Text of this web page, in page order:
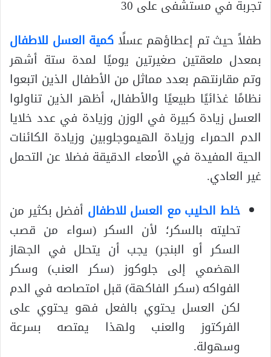
تجربة في مستشفى على 30
طفلاً حيث تم إعطاؤهم عسلًاكمية العسل للاطفال
بمعدل ملعقتين صغيرتين يوميًا لمدة ستة أشهر
وتم مقارنتهم بعدد مماثل من الأطفال الذين اتبعوا
نظامًا غذائيًا طبيعيًا والأطفال، أظهر الذين تناولوا
العسل زيادة كبيرة في الوزن وزيادة في عدد خلايا
الدم الحمراء وزيادة الهيموجلوبين وزيادة الكائنات
الحية المفيدة في الأمعاء الدقيقة فضلا عن التحمل
غير العادي.
خلط الحليب مع العسل للاطفال أفضل بكثير من
تحليته بالسكر؛ لأن السكر (سواء من قصب
السكر أو البنجر) يجب أن يتحلل في الجهاز
الهضمي إلى جلوكوز (سكر العنب) وسكر
الفواكه (سكر الفاكهة) قبل امتصاصه في الدم
لكن العسل يحتوي بالفعل فهو يحتوي على
الفركتوز والعنب ولهذا يمتصه بسرعة
وسهولة.